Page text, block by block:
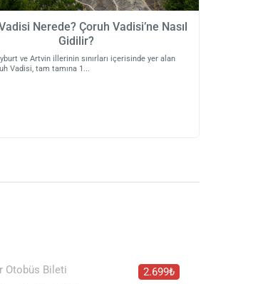
Nerede? Çoruh Vadisi’ne Nasıl
Gidilir?
ve Artvin illerinin sınırları içerisinde yer alan
Vadisi, tam tamına 1
Otobüs Bileti
2.699₺